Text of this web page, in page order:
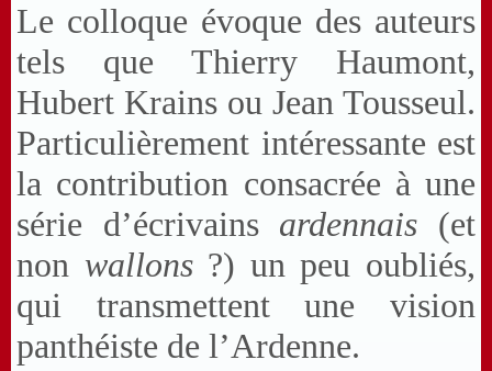
Le colloque évoque des auteurs
tels que Thierry Haumont,
Hubert Krains ou Jean Tousseul.
Particulièrement intéressante est
la contribution consacrée à une
série d’écrivains ardennais (et
non wallons?) un peu oubliés,
qui transmettent une vision
panthéiste de l’Ardenne.